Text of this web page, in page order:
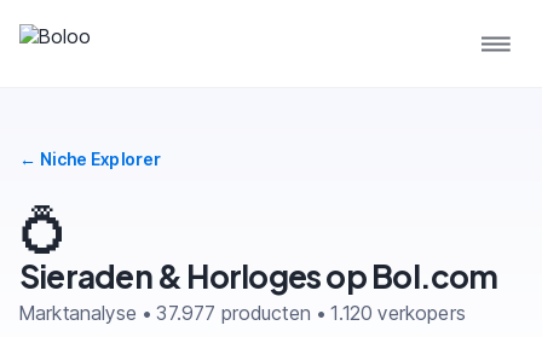
← Niche Explorer
💍
Sieraden & Horloges op Bol.com
Marktanalyse • 37.977 producten • 1.120 verkopers